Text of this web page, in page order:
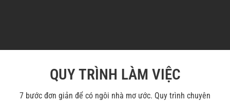
QUY TRÌNH LÀM VIỆC
7 bước đơn giản để có ngôi nhà mơ ước. Quy trình chuyên